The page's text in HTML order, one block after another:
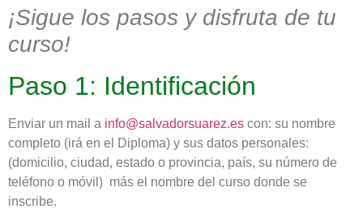
¡Sigue los pasos y disfruta de tu
curso!
Paso 1: Identificación
Enviar un mail a info@salvadorsuarez.es con: su nombre
completo (irá en el Diploma) y sus datos personales:
(domicilio, ciudad, estado o provincia, país, su número de
teléfono o móvil) más el nombre del curso donde se
inscribe.